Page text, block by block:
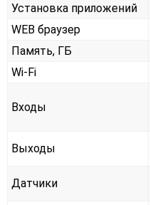
Установка приложений
WEB браузер
Память, ГБ
Wi-Fi
Входы
Выходы
Датчики